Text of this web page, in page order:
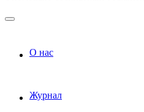
О нас
Журнал